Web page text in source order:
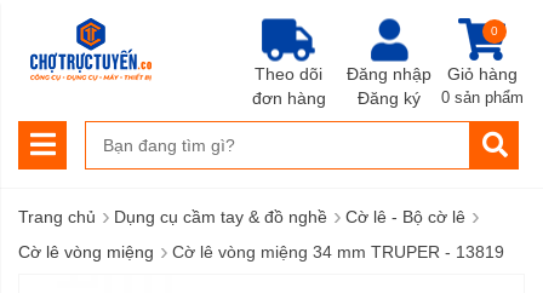
Đăng nhập
Đăng ký
Giỏ hàng
0
0 sản phẩm
Theo dõi
đơn hàng
Trang chủ › Dụng cụ cầm tay & đồ nghề › Cờ lê - Bộ cờ lê ›
Cờ lê vòng miệng › Cờ lê vòng miệng 34 mm TRUPER - 13819